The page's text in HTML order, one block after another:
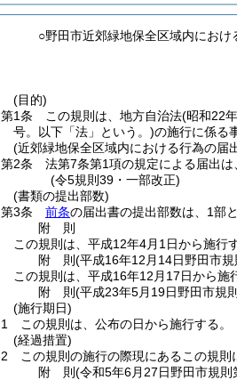
○野田市近郊緑地保全区域内におけ
(目的)
第1条
この規則は、地方自治法(昭和22
号。以下「法」という。)の施行に係る
(近郊緑地保全区域内における行為の届
第2条
法第7条第1項の規定による届出
(令5規則39・一部改正)
(書類の提出部数)
第3条
前条の届出書の提出部数は、1部と
附 則
この規則は、平成12年4月1日から施行す
附 則(平成16年12月14日野田市
この規則は、平成16年12月17日から施
附 則(平成23年5月19日野田市規
(施行期日)
1
この規則は、公布の日から施行する。
(経過措置)
2
この規則の施行の際現にあるこの規
附 則(令和5年6月27日野田市規則